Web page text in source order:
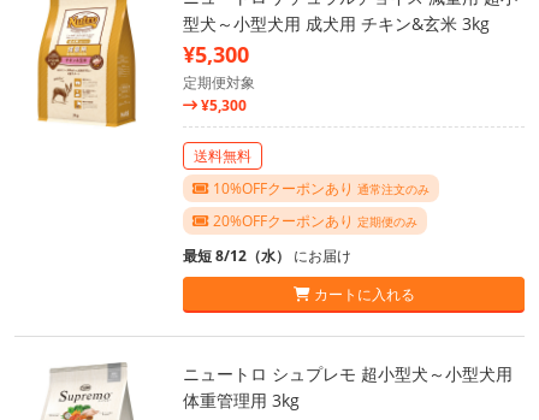
型犬～小型犬用 成犬用 チキン&玄米 3kg
¥5,300
定期便対象
¥5,300
送料無料
10%OFFクーポンあり 通常注文のみ
20%OFFクーポンあり 定期便のみ
最短 8/12（水） にお届け
カートに入れる
ニュートロ シュプレモ 超小型犬～小型犬用
体重管理用 3kg